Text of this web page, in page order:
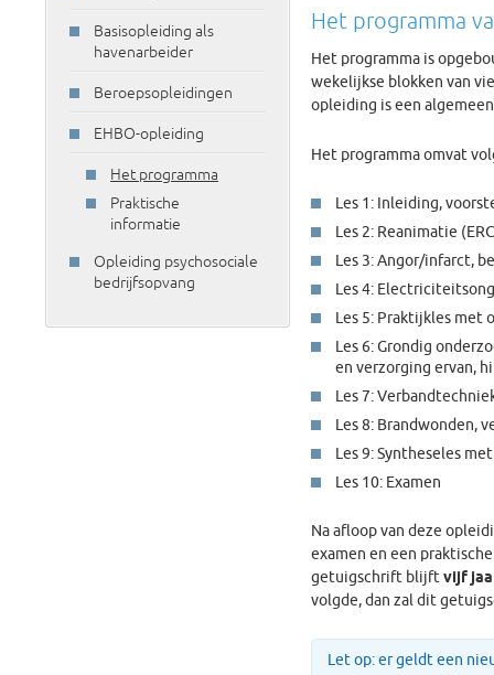
Basisopleiding als
havenarbeider
Beroepsopleidingen
EHBO-opleiding
Het programma
Praktische
informatie
Opleiding psychosociale
bedrijfsopvang
Het programma
Het programma is
wekelijkse blokken van
opleiding is een
Het programma omvat
Les 1: Inleiding,
Les 2: Reanimatie
Les 3: Angor/infarct,
Les 4:
Les 5: Praktijkles met
Les 6: Grondig
en verzorging ervan,
Les 7:
Les 8: Brandwonden,
Les 9: Syntheseles
Les 10: Examen
Na afloop van deze
examen en een
getuigschrift blijft vijf
volgde, dan zal dit
Let op: er geldt een